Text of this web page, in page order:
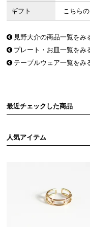
ギフト こちら
見野大介の商品一覧をみ
プレート・お皿一覧をみ
テーブルウェア一覧をみ
最近チェックした商品
人気アイテム